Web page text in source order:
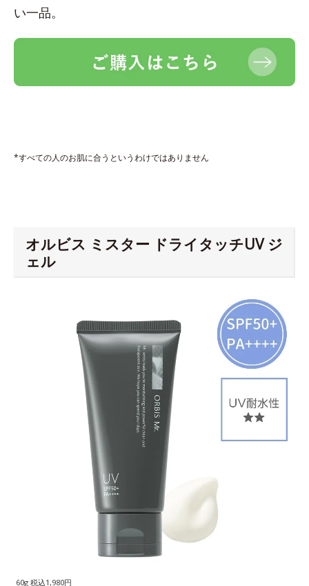
い一品。
*すべての人のお肌に合うというわけではありません
オルビス ミスター ドライタッチUV ジ
ェル
60g 税込1,980円